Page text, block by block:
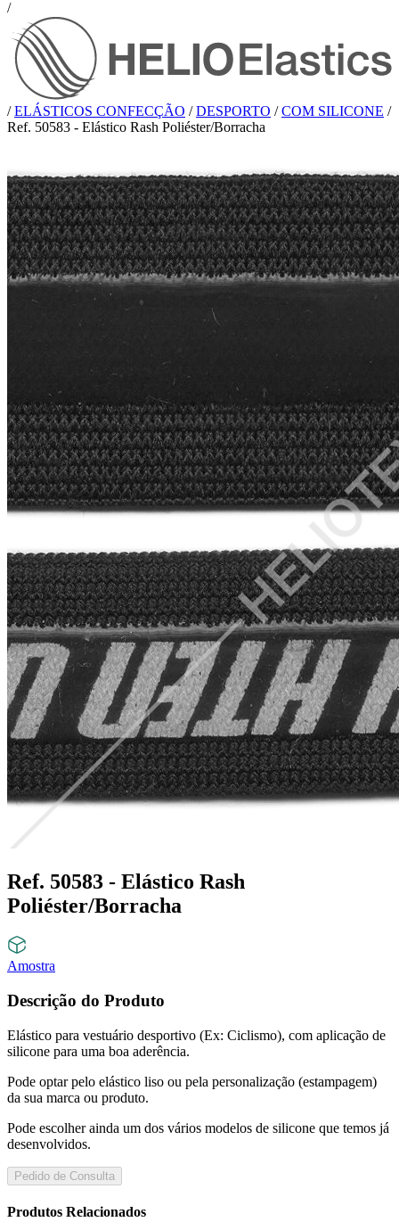
/
/ ELÁSTICOS CONFECÇÃO / DESPORTO / COM SILICONE /
Ref. 50583 - Elástico Rash Poliéster/Borracha
Ref. 50583 - Elástico Rash
Poliéster/Borracha
Amostra
Descrição do Produto
Elástico para vestuário desportivo (Ex: Ciclismo), com aplicação de
silicone para uma boa aderência.
Pode optar pelo elástico liso ou pela personalização (estampagem)
da sua marca ou produto.
Pode escolher ainda um dos vários modelos de silicone que temos já
desenvolvidos.
Pedido de Consulta
Produtos Relacionados